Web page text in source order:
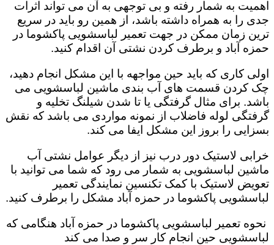
اهمیت به شمار رفته و بی توجهی به آن می تواند اثرات
جدی را به همراه داشته باشد، از همین رو باید در سریع
ترین زمان ممکن در جهت تعمیر لباسشویی پاکشوما در
حمزه آباد و برطرف کردن نشتی آن اقدام کنید.
اولی کاری که باید حین مواجهه با این مشکل انجام دهید،
چک کردن قسمت های آب بندی ماشین لباسشویی می
باشد. برای مثال گرفتگی یا تا شدن شیلنگ تخلیه و
گرفتگی لوله فاضلاب از نمونه مواردی می باشد که نقش
بسزایی را بروز این مشکل ایفا می کند‌‌.
خرابی لاستیک دور درب نیز از دیگر عوامل نشتی آب
ماشین لباسشویی به شمار می رود که شما می توانید با
تعویض لاستیک با کمک تکنسین نمایندگی تعمیر
لباسشویی پاکشوما در حمزه آباد مشکل را برطرف کنید.
نحوه تعمیر لباسشویی پاکشوما در حمزه آباد هنگامی که
لباسشویی حین انجام کار سر و صدا می کند